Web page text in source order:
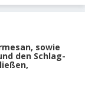
sowie
den Schlag-